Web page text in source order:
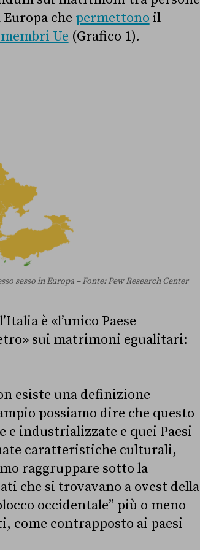
che permettono il
membri Ue (Grafico 1).
sesso in Europa – Fonte: Pew Research Center
è «l’unico Paese
sui matrimoni egualitari:
esiste una definizione
possiamo dire che questo
e industrializzate e quei Paesi
caratteristiche culturali,
raggruppare sotto la
che si trovavano a ovest della
occidentale” più o meno
come contrapposto ai paesi